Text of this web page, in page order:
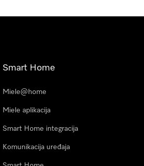
Smart Home
Miele@home
Miele aplikacija
Smart Home integracija
Komunikacija uređaja